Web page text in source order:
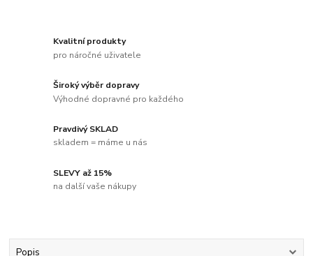
Kvalitní produkty
pro náročné uživatele
Široký výběr dopravy
Výhodné dopravné pro každého
Pravdivý SKLAD
skladem = máme u nás
SLEVY až 15%
na další vaše nákupy
Popis